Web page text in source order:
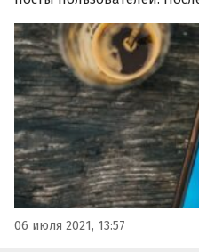
придерживаться норм
правительство Индии
действиям и обратилось в…
06 июля 2021, 13:57